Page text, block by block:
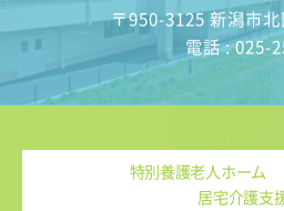
〒950-3125 新潟市
電話 : 025-
特別養護老人ホー
居宅介護支